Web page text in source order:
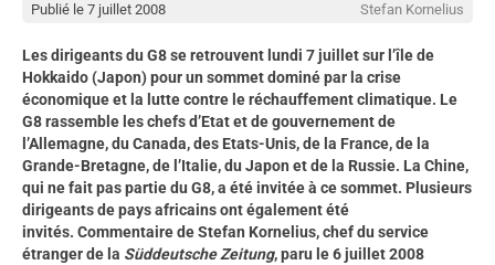
Stefan Kornelius
Publié le 7 juillet 2008
Les dirigeants du G8 se retrouvent lundi 7 juillet sur l’île de
Hokkaido (Japon) pour un sommet dominé par la crise
économique et la lutte contre le réchauffement climatique. Le
G8 rassemble les chefs d’Etat et de gouvernement de
l’Allemagne, du Canada, des Etats-Unis, de la France, de la
Grande-Bretagne, de l’Italie, du Japon et de la Russie. La Chine,
qui ne fait pas partie du G8, a été invitée à ce sommet. Plusieurs
dirigeants de pays africains ont également été
invités. Commentaire de Stefan Kornelius, chef du service
étranger de la Süddeutsche Zeitung, paru le 6 juillet 2008